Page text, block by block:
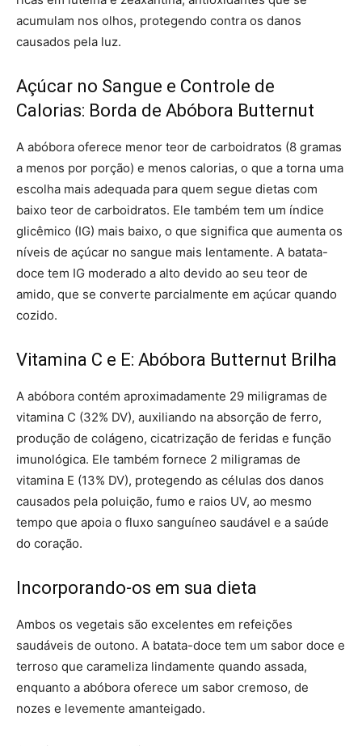
acumulam nos olhos, protegendo contra os danos
causados ​​pela luz.
Açúcar no Sangue e Controle de
Calorias: Borda de Abóbora Butternut
A abóbora oferece menor teor de carboidratos (8 gramas
a menos por porção) e menos calorias, o que a torna uma
escolha mais adequada para quem segue dietas com
baixo teor de carboidratos. Ele também tem um índice
glicêmico (IG) mais baixo, o que significa que aumenta os
níveis de açúcar no sangue mais lentamente. A batata-
doce tem IG moderado a alto devido ao seu teor de
amido, que se converte parcialmente em açúcar quando
cozido.
Vitamina C e E: Abóbora Butternut Brilha
A abóbora contém aproximadamente 29 miligramas de
vitamina C (32% DV), auxiliando na absorção de ferro,
produção de colágeno, cicatrização de feridas e função
imunológica. Ele também fornece 2 miligramas de
vitamina E (13% DV), protegendo as células dos danos
causados ​​pela poluição, fumo e raios UV, ao mesmo
tempo que apoia o fluxo sanguíneo saudável e a saúde
do coração.
Incorporando-os em sua dieta
Ambos os vegetais são excelentes em refeições
saudáveis de outono. A batata-doce tem um sabor doce e
terroso que carameliza lindamente quando assada,
enquanto a abóbora oferece um sabor cremoso, de
nozes e levemente amanteigado.